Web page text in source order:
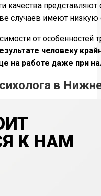
качества
случаев имеют низкую
от особенностей
человеку
на работе даже при
в
К НАМ